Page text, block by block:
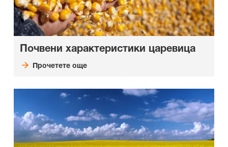
Почвени характеристики царевица
Прочетете още